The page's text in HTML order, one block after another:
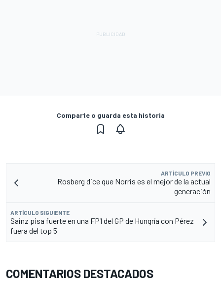
Comparte o guarda esta historia
ARTÍCULO PREVIO
Rosberg dice que Norris es el mejor de la actual
generación
ARTÍCULO SIGUIENTE
Sainz pisa fuerte en una FP1 del GP de Hungría con Pérez
fuera del top 5
COMENTARIOS DESTACADOS